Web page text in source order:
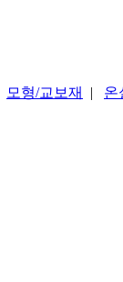
모형/교보재 | 온